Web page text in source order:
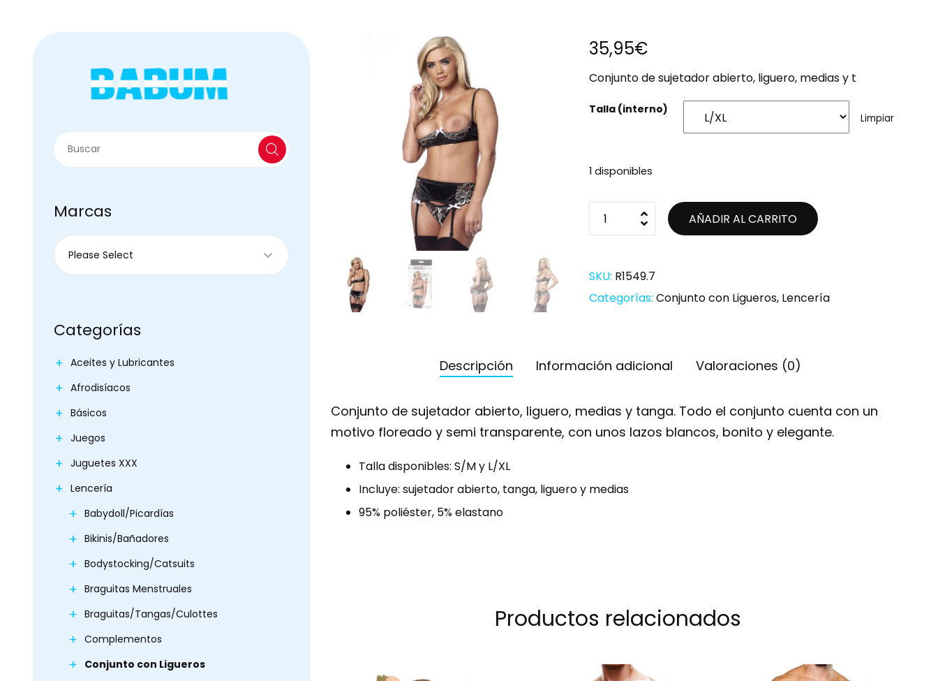
35,95€
Conjunto de sujetador abierto, liguero, medias y t
Talla (interno)
Limpiar
1 disponibles
AÑADIR AL CARRITO
SKU: R1549.7
Categorías:Conjunto con Ligueros, Lencería
Descripción Información adicional Valoraciones (0)
Conjunto de sujetador abierto, liguero, medias y tanga. Todo el conjunto cuenta con un
motivo floreado y semi transparente, con unos lazos blancos, bonito y elegante.
Talla disponibles: S/M y L/XL
Incluye: sujetador abierto, tanga, liguero y medias
95% poliéster, 5% elastano
Productos relacionados
Marcas
Categorías
Aceites y Lubricantes
Afrodisíacos
Básicos
Juegos
Juguetes XXX
Lencería
Babydoll/Picardías
Bikinis/Bañadores
Bodystocking/Catsuits
Braguitas Menstruales
Braguitas/Tangas/Culottes
Complementos
Conjunto con Ligueros